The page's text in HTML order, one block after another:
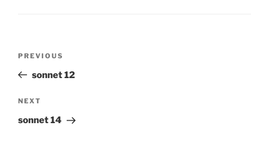
Previous
Post
PREVIOUS
sonnet 12
Next
Post
NEXT
sonnet 14